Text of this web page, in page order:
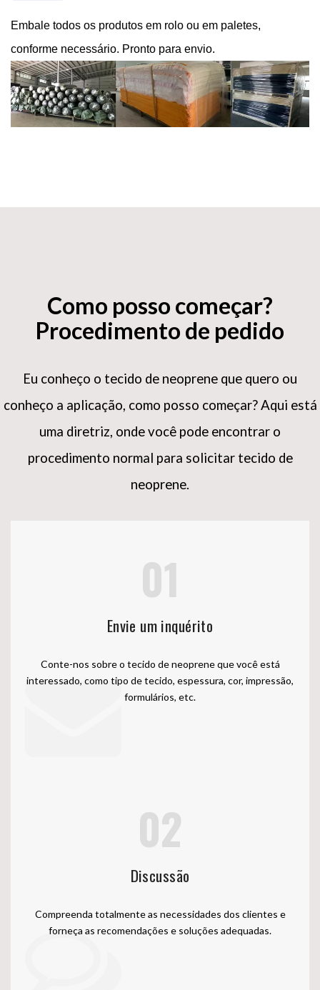
Embale todos os produtos em rolo ou em paletes,
conforme necessário. Pronto para envio.
Como posso começar?
Procedimento de pedido
Eu conheço o tecido de neoprene que quero ou
conheço a aplicação, como posso começar?Aqui está
uma diretriz, onde você pode encontrar o
procedimento normal para solicitar tecido de
neoprene.
01
Envie um inquérito
Conte-nos sobre o tecido de neoprene que você está
interessado, como tipo de tecido, espessura, cor, impressão,
formulários, etc.
02
Discussão
Compreenda totalmente as necessidades dos clientes e
forneça as recomendações e soluções adequadas.